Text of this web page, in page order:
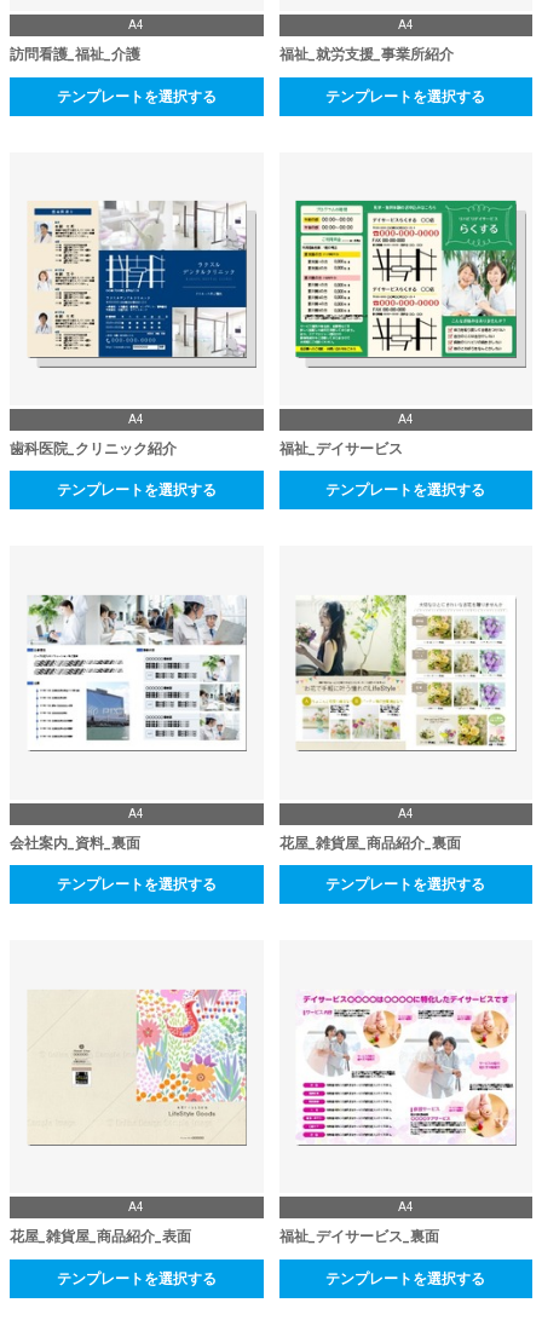
A4
訪問看護_福祉_介護
テンプレートを選択する
A4
福祉_就労支援_事業所紹介
テンプレートを選択する
A4
歯科医院_クリニック紹介
テンプレートを選択する
A4
福祉_デイサービス
テンプレートを選択する
A4
会社案内_資料_裏面
テンプレートを選択する
A4
花屋_雑貨屋_商品紹介_裏面
テンプレートを選択する
A4
花屋_雑貨屋_商品紹介_表面
テンプレートを選択する
A4
福祉_デイサービス_裏面
テンプレートを選択する